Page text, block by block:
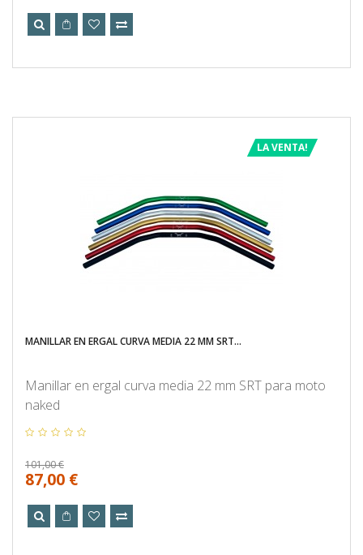
LA VENTA!
MANILLAR EN ERGAL CURVA MEDIA 22 MM SRT...
Manillar en ergal curva media 22 mm SRT para moto
naked
101,00 €
87,00 €